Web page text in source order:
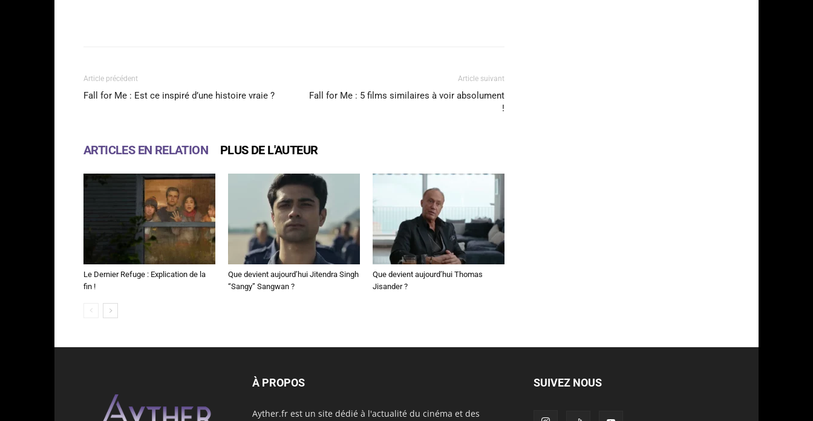
Article précédent
Fall for Me : Est ce inspiré d’une histoire vraie ?
Article suivant
Fall for Me : 5 films similaires à voir absolument
!
ARTICLES EN RELATION PLUS DE L'AUTEUR
Le Dernier Refuge : Explication de la
fin !
Que devient aujourd’hui Jitendra Singh
“Sangy” Sangwan ?
Que devient aujourd’hui Thomas
Jisander ?
À PROPOS
Ayther.fr est un site dédié à l'actualité du cinéma et des
SUIVEZ NOUS